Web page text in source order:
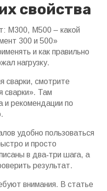
свойства
М300, М500 – какой
300 и 500»
и как правильно
нагрузку.
сварки, смотрите
Там
и рекомендации по
удобно пользоваться
и просто
в два‑три шага, а
результат.
внимания. В статье